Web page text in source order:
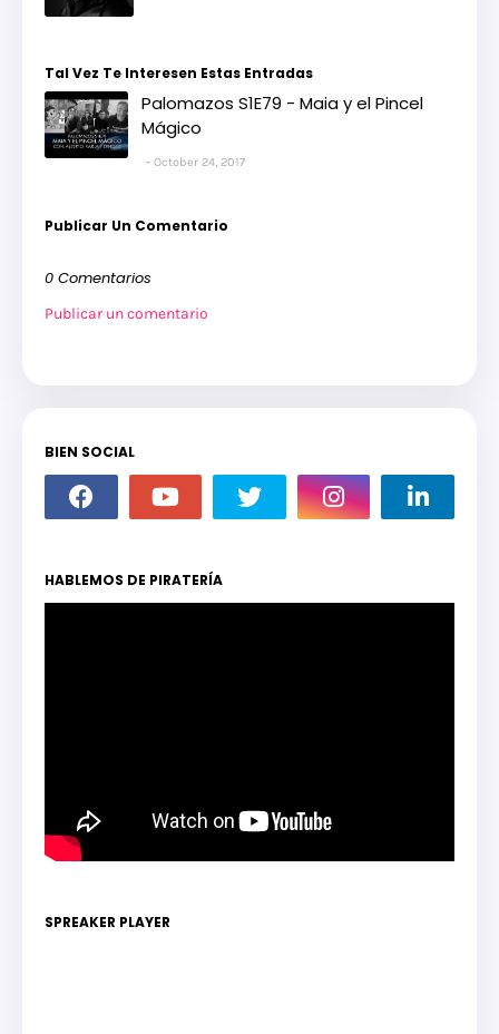
Tal Vez Te Interesen Estas Entradas
Palomazos S1E79 - Maia y el Pincel
Mágico
October 24, 2017
Publicar Un Comentario
0 Comentarios
Publicar un comentario
BIEN SOCIAL
HABLEMOS DE PIRATERÍA
SPREAKER PLAYER